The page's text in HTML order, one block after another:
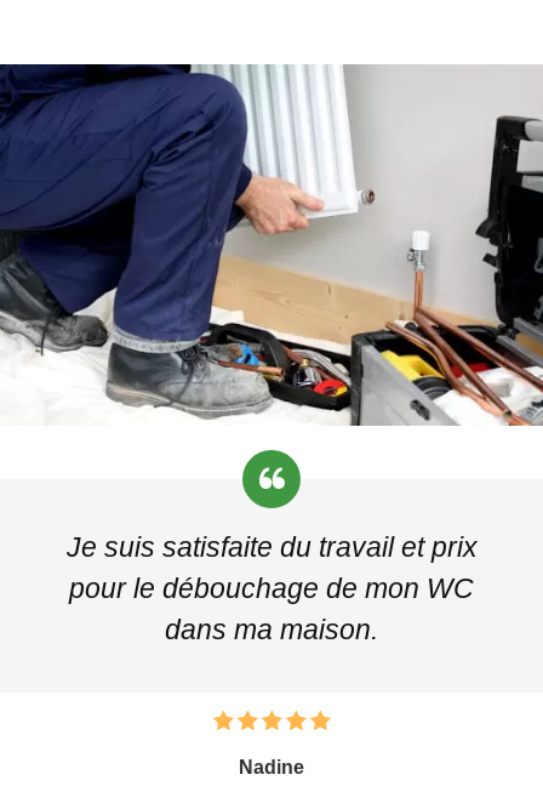
Je suis satisfaite du travail et prix
pour le débouchage de mon WC
dans ma maison.
Nadine